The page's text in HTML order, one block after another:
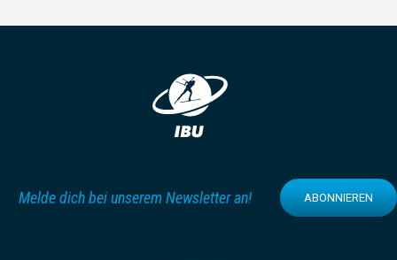
Melde dich bei unserem Newsletter an! ABONNIEREN